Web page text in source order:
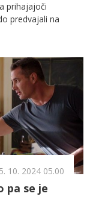
prihajajoči
predvajali na
10. 2024 05.00
pa se je